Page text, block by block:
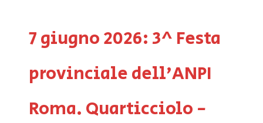
7 giugno 2026: 3^ Festa
provinciale dell'ANPI
Roma. Quarticciolo -